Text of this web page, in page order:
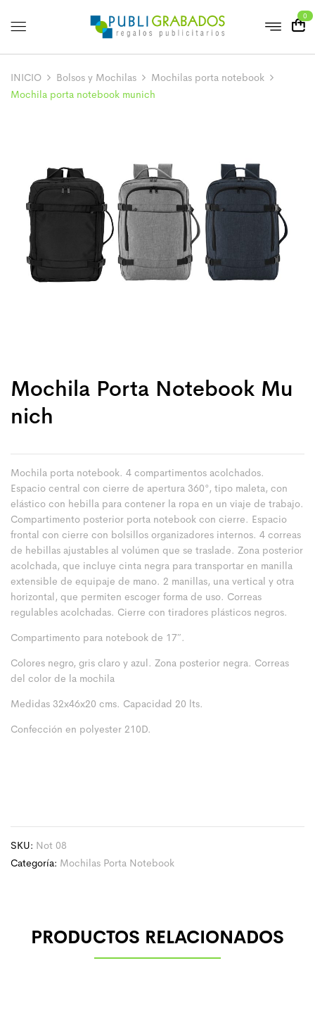
0
INICIO Bolsos y Mochilas
Mochilas porta notebook
Mochila porta notebook munich
Mochila Porta Notebook Mu
Nich
Mochila porta notebook. 4 compartimentos acolchados.
Espacio central con cierre de apertura 360°, tipo maleta, con
elástico con hebilla para contener la ropa en un viaje de trabajo.
Compartimento posterior porta notebook con cierre. Espacio
frontal con cierre con bolsillos organizadores internos. 4 correas
de hebillas ajustables al volúmen que se traslade. Zona posterior
acolchada, que incluye cinta negra para transportar en manilla
extensible de equipaje de mano. 2 manillas, una vertical y otra
horizontal, que permiten escoger forma de uso. Correas
regulables acolchadas. Cierre con tiradores plásticos negros.
Compartimento para notebook de 17″.
Colores negro, gris claro y azul. Zona posterior negra. Correas
del color de la mochila
Medidas 32x46x20 cms. Capacidad 20 lts.
Confección en polyester 210D.
SKU: Not 08
Categoría: Mochilas Porta Notebook
PRODUCTOS RELACIONADOS